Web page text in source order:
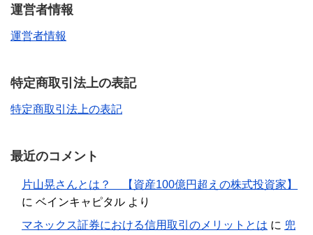
運営者情報
運営者情報
特定商取引法上の表記
特定商取引法上の表記
最近のコメント
片山晃さんとは？ 【資産100億円超えの株式投資家】
に ベインキャピタル より
マネックス証券における信用取引のメリットとは に 兜